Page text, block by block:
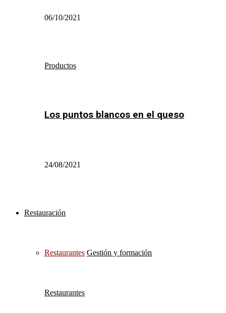
06/10/2021
Productos
Los puntos blancos en el queso
24/08/2021
Restauración
Restaurantes Gestión y formación
Restaurantes